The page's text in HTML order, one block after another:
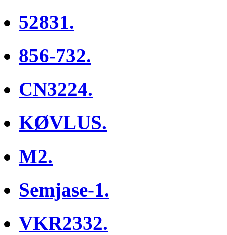
52831.
856-732.
CN3224.
KØVLUS.
M2.
Semjase-1.
VKR2332.